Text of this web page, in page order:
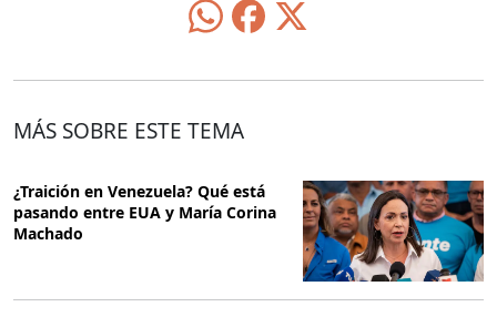
MÁS SOBRE ESTE TEMA
¿Traición en Venezuela? Qué está
pasando entre EUA y María Corina
Machado